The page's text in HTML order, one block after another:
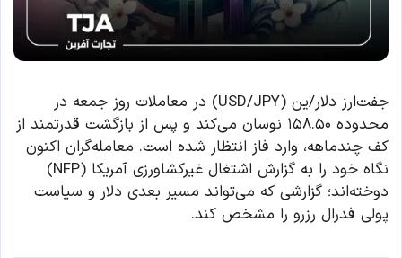
جفت‌ارز دلار/ین (USD/JPY) در معاملات روز جمعه در
محدوده ۱۵۸.۵۰ نوسان می‌کند و پس از بازگشت قدرتمند از
کف چندماهه، وارد فاز انتظار شده است. معامله‌گران اکنون
نگاه خود را به گزارش اشتغال غیرکشاورزی آمریکا (NFP)
دوخته‌اند؛ گزارشی که می‌تواند مسیر بعدی دلار و سیاست
پولی فدرال رزرو را مشخص کند.